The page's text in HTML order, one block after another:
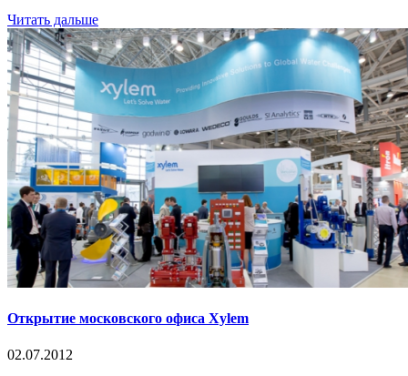
Читать дальше
Открытие московского офиса Xylem
02.07.2012